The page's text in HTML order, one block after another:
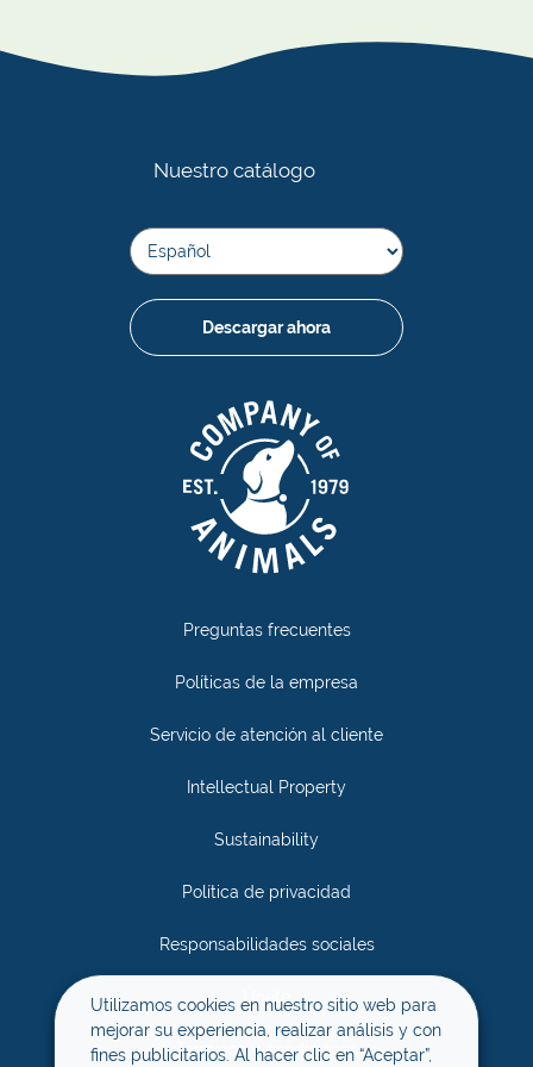
de cada producto, ya que esto puede variar según
materiales y capacidades locales de reciclaje.
Preguntas frecuentes
Políticas de la empresa
Servicio de atención al cliente
Intellectual Property
Sustainability
Política de privacidad
Responsabilidades sociales
Términos y condiciones
Nuestro catálogo
Descargar ahora
Utilizamos cookies en nuestro sitio web para
mejorar su experiencia, realizar análisis y con
fines publicitarios. Al hacer clic en “Aceptar”,